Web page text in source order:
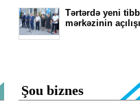
Tərtərdə yeni tibb
mərkəzinin
Şou biznes